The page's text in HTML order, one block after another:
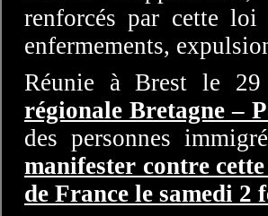
renforcés par cette
enfermements,
Réunie à Brest le
régionale Bretagne –
des personnes
manifester contre
de France le samedi 2